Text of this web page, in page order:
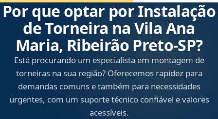
Por que optar por Instalação
de Torneira na Vila Ana
Maria, Ribeirão Preto‑SP?
Está procurando um especialista em montagem de
torneiras na sua região? Oferecemos rapidez para
demandas comuns e também para necessidades
urgentes, com um suporte técnico confiável e valores
acessíveis.